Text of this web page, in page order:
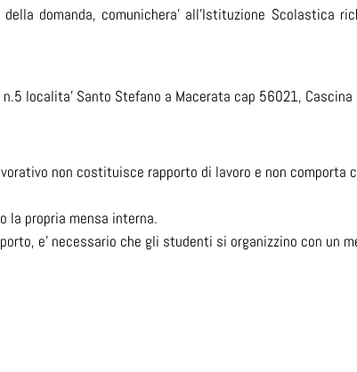
domanda, comunichera’ all’Istituzione Scolastica
localita' Santo Stefano a Macerata cap 56021,
non costituisce rapporto di lavoro e non comporta
la propria mensa interna.
e' necessario che gli studenti si organizzino con un